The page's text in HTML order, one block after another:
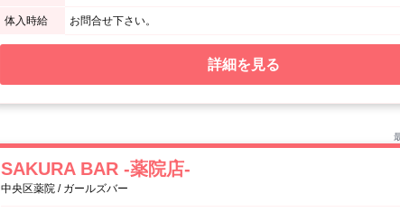
体入時給 お問合せ下さい。
詳細を見る
SAKURA BAR -薬院店-
中央区薬院 / ガールズバー